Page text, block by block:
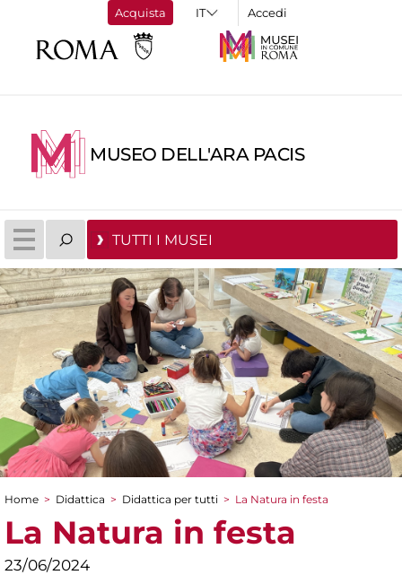
Acquista Accedi
MUSEO DELL'ARA PACIS
TUTTI I MUSEI
Tu sei qui
Home > Didattica > Didattica per tutti > La Natura in festa
La Natura in festa
23/06/2024